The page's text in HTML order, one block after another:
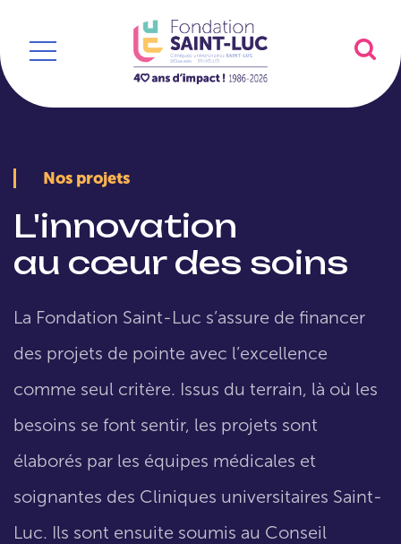
Nos projets
L'innovation
au cœur des soins
La Fondation Saint-Luc s’assure de financer
des projets de pointe avec l’excellence
comme seul critère. Issus du terrain, là où les
besoins se font sentir, les projets sont
élaborés par les équipes médicales et
soignantes des Cliniques universitaires Saint-
Luc. Ils sont ensuite soumis au Conseil